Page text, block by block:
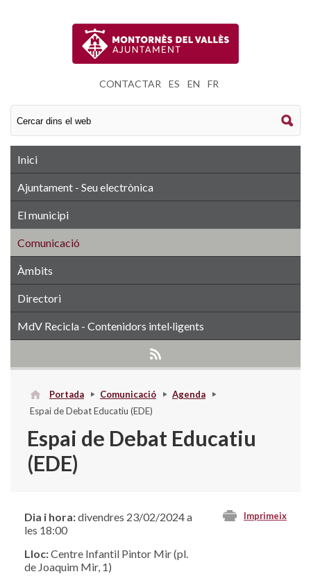
CONTACTAR ES EN FR
Inici
Ajuntament - Seu electrònica
El municipi
Comunicació
Àmbits
Directori
MdV Recicla - Contenidors intel·ligents
Portada Comunicació
Agenda
Espai de Debat Educatiu (EDE)
Espai de Debat Educatiu
(EDE)
Imprimeix
Dia i hora:divendres 23/02/2024 a
les 18:00
Lloc:Centre Infantil Pintor Mir (pl.
de Joaquim Mir, 1)